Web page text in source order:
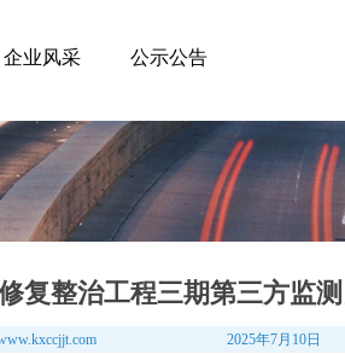
企业风采 公示公告
复整治工程三期第三方监
2025年7月10日